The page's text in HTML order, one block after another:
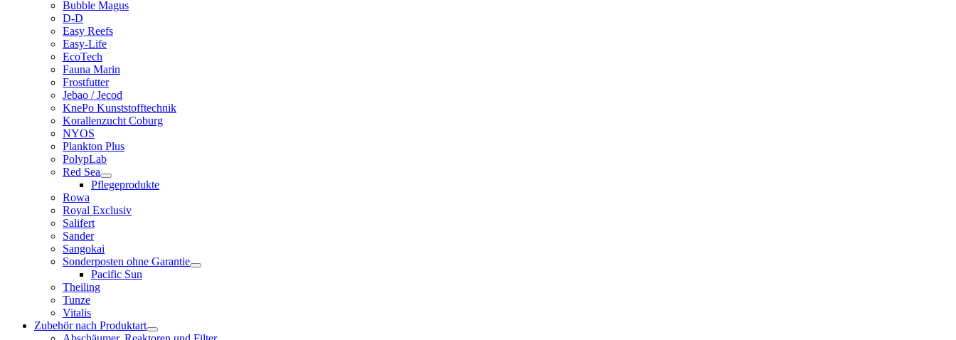
Bubble Magus
D-D
Easy Reefs
Easy-Life
EcoTech
Fauna Marin
Frostfutter
Jebao / Jecod
KnePo Kunststofftechnik
Korallenzucht Coburg
NYOS
Plankton Plus
PolypLab
Red Sea
Pflegeprodukte
Rowa
Royal Exclusiv
Salifert
Sander
Sangokai
Sonderposten ohne Garantie
Pacific Sun
Theiling
Tunze
Vitalis
Zubehör nach Produktart